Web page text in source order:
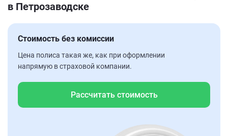
в Петрозаводске
Стоимость без комиссии
Цена полиса такая же, как при оформлении
напрямую в страховой компании.
Рассчитать стоимость